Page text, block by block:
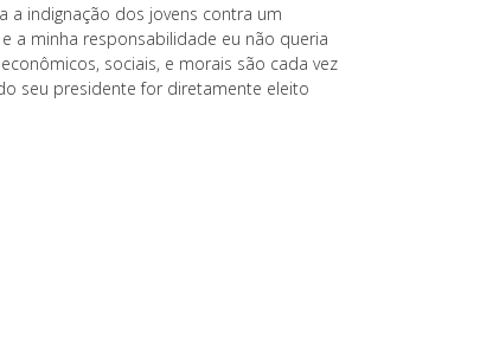
a indignação dos jovens contra um
a minha responsabilidade eu não queria
sociais, e morais são cada vez
seu presidente for diretamente eleito